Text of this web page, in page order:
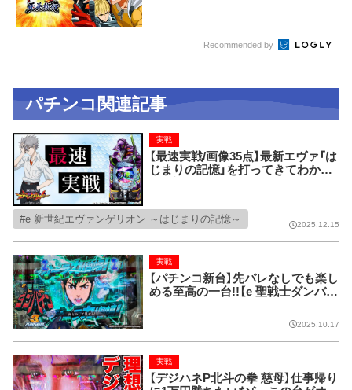
Recommended by
パチンコ関連記事
【最速実戦/画像35点】最新エヴァ「は
じまりの記憶」を打ってきてわかっ
レイ背景etc...【e 新世紀エヴァンゲ
リオン ～はじまりの記憶～】
実戦
e 新世紀エヴァンゲリオン ～はじまりの記憶～ 2025.12.15
【パチンコ新台】先バレなしでも楽し
める至高の一台!!【e 聖戦士ダンバイ
実戦
2025.10.17
【デジハネP北斗の拳 慈母】仕事帰り
実戦